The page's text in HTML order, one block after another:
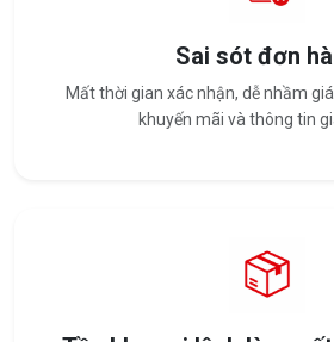
Sai sót đơn
Mất thời gian xác nhận, dễ nhầm
khuyến mãi và thông tin